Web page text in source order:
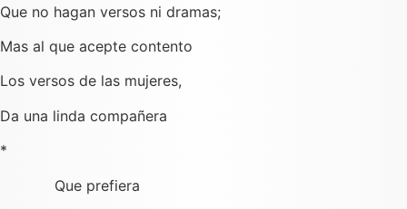
Que no hagan versos ni dramas;
Mas al que acepte contento
Los versos de las mujeres,
Da una linda compañera
*
Que prefiera